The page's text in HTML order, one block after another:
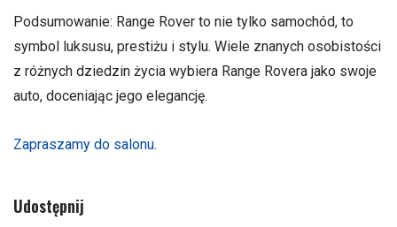
Podsumowanie: Range Rover to nie tylko samochód, to
symbol luksusu, prestiżu i stylu. Wiele znanych osobistości
z różnych dziedzin życia wybiera Range Rovera jako swoje
auto, doceniając jego elegancję.
Zapraszamy do salonu.
Udostępnij